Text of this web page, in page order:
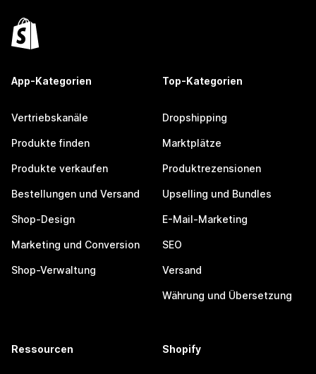
App-Kategorien
Vertriebskanäle
Produkte finden
Produkte verkaufen
Bestellungen und Versand
Shop-Design
Marketing und Conversion
Shop-Verwaltung
Top-Kategorien
Dropshipping
Marktplätze
Produktrezensionen
Upselling und Bundles
E-Mail-Marketing
SEO
Versand
Währung und Übersetzung
Ressourcen Shopify